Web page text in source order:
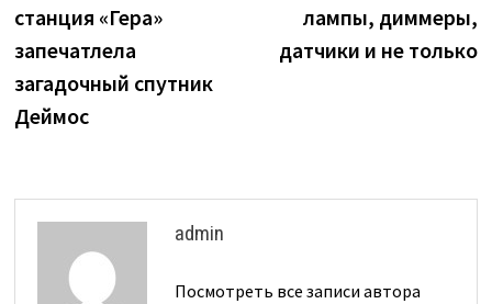
станция «Гера»
запечатлела
загадочный спутник
Деймос
лампы, диммеры,
датчики и не только
admin
Посмотреть все записи автора